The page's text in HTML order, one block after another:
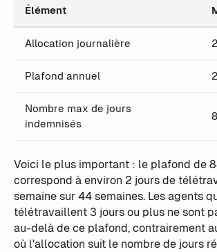
Élément
Allocation journalière
Plafond annuel
Nombre max de jours
indemnisés
Voici le plus important : le plafond de
correspond à environ 2 jours de
semaine sur 44 semaines. Les agents
télétravaillent 3 jours ou plus ne sont
au-delà de ce plafond, contrairement
où l'allocation suit le nombre de jours